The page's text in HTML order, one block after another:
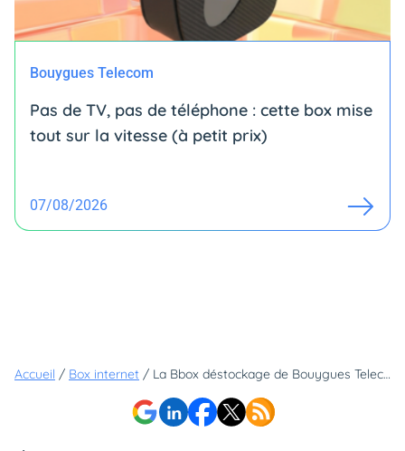
Bouygues Telecom
Pas de TV, pas de téléphone : cette box mise
tout sur la vitesse (à petit prix)
07/08/2026
Accueil / Box internet / La Bbox déstockage de Bouygues Telecom devient encore plus intéressante avec cette promo supplémentaire